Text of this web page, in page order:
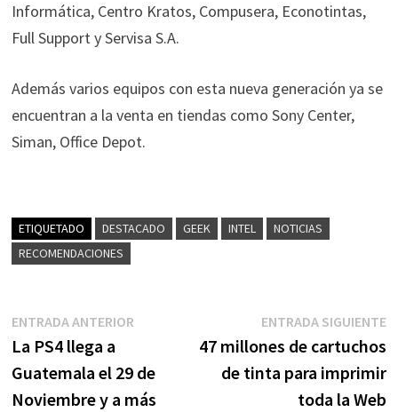
Informática, Centro Kratos, Compusera, Econotintas,
Full Support y Servisa S.A.
Además varios equipos con esta nueva generación ya se
encuentran a la venta en tiendas como Sony Center,
Siman, Office Depot.
ETIQUETADO DESTACADO GEEK INTEL
NOTICIAS
RECOMENDACIONES
Navegación
de
entradas
ENTRADA ANTERIOREntrada
La PS4 llega a
Guatemala el 29 de
Noviembre y a más
ENTRADA SIGUIENTE
47 millones de cartuchos
de tinta para imprimir
toda la Web